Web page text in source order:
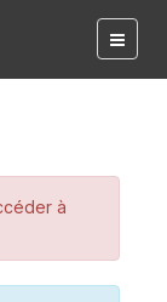
à